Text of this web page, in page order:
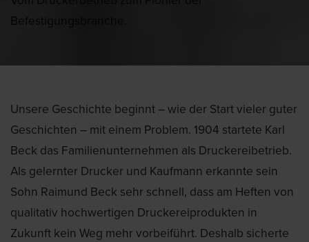
Befestigungsbranche.
Unsere Geschichte beginnt – wie der Start vieler guter
Geschichten – mit einem Problem. 1904 startete Karl
Beck das Familienunternehmen als Druckereibetrieb.
Als gelernter Drucker und Kaufmann erkannte sein
Sohn Raimund Beck sehr schnell, dass am Heften von
qualitativ hochwertigen Druckereiprodukten in
Zukunft kein Weg mehr vorbeiführt. Deshalb sicherte